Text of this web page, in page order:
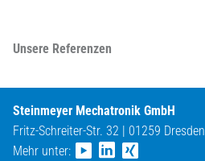
Unsere Referenzen
Steinmeyer Mechatronik GmbH
Fritz-Schreiter-Str. 32 | 01259 Dresden
Mehr unter: